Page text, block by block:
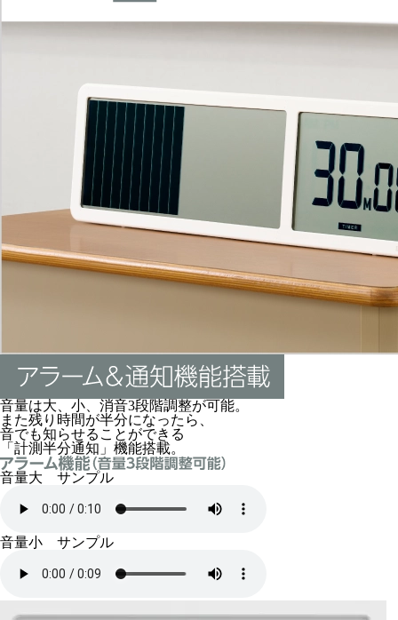
音量は大、小、消音3段階調整が可能。
また残り時間が半分になったら、
音でも知らせることができる
「計測半分通知」機能搭載。
音量大 サンプル
音量小 サンプル